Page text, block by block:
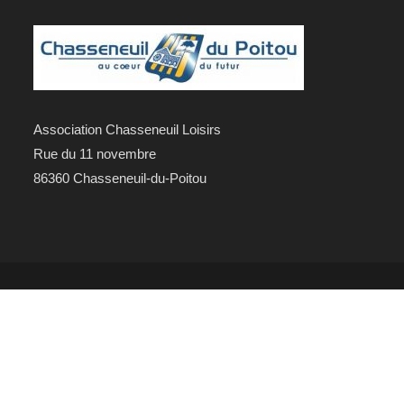
Association Chasseneuil Loisirs
Rue du 11 novembre
86360 Chasseneuil-du-Poitou